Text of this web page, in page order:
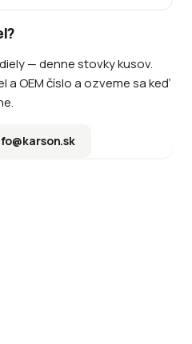
— denne stovky kusov.
a OEM číslo a ozveme sa keď